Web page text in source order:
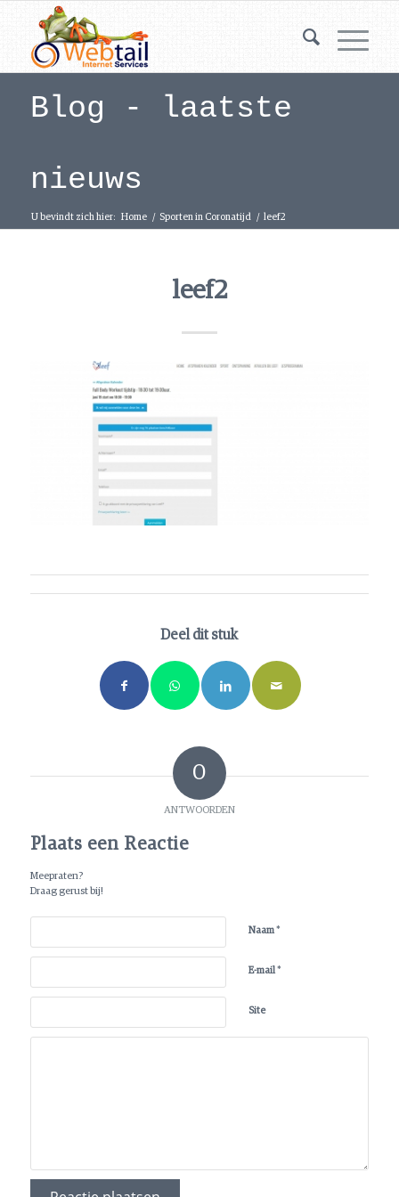
Blog - laatste
nieuws
U bevindt zich hier: Home / Sporten in Coronatijd / leef2
leef2
Deel dit stuk
0
ANTWOORDEN
Plaats een Reactie
Meepraten?
Draag gerust bij!
Naam*
E-mail *
Site